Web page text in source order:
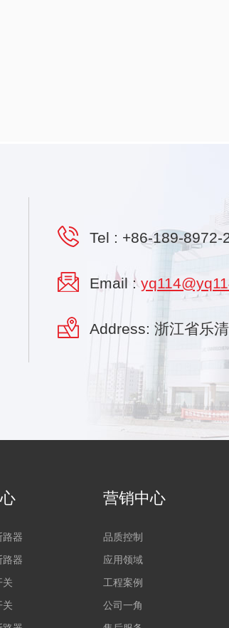
Tel : +86-189-8972-
Email :
Address: 浙江省乐
路器
路器
关
关
营销中心
品质控制
应用领域
工程案例
公司一角